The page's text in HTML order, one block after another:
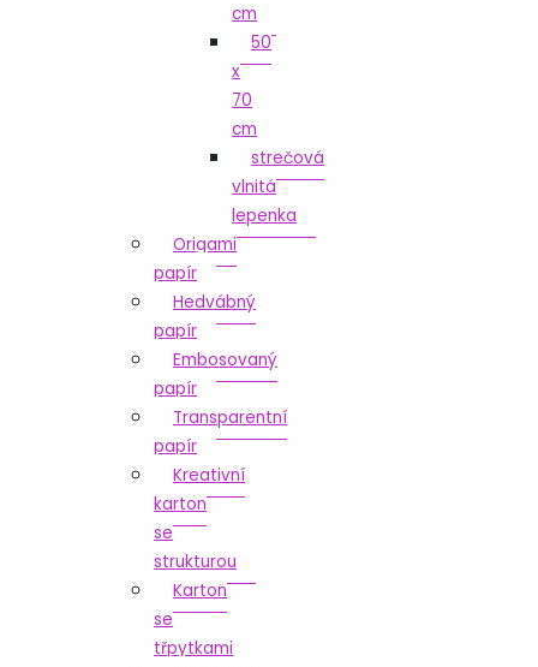
cm
50
x
70
cm
strečová
vlnitá
lepenka
Origami
papír
Hedvábný
papír
Embosovaný
papír
Transparentní
papír
Kreativní
karton
se
strukturou
Karton
se
třpytkami